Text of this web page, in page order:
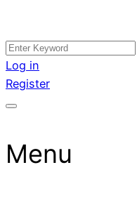
Skip
to
content
อสังหาโพสต์ รีวิวเยอะ รับ
หา แตกต่างอย่างตั้งใจ รั
กับทีมงานบริษัท บ้าน ที่ดิ
รับจ้างโพสอสังหา ขายบ้า
โพสต์ ที่ดิน กับทีมงานบริ
ขายได้จริงๆ ช่วยสร้างโอ
Search
for:
Log in
Register
Menu